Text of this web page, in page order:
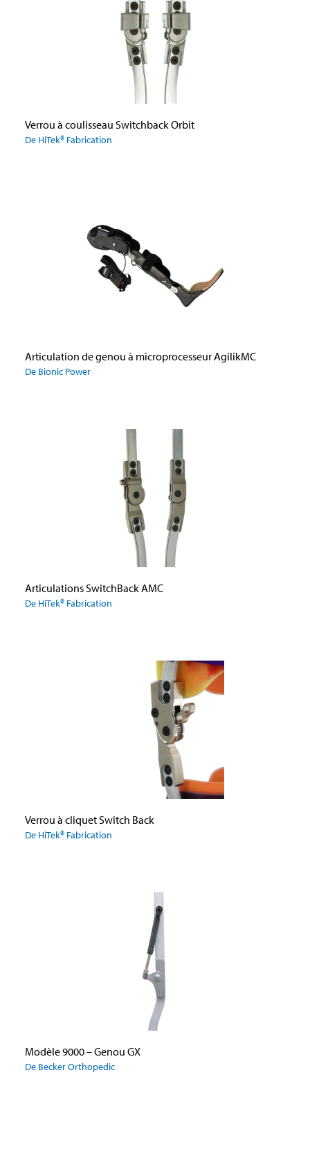
Verrou à coulisseau Switchback Orbit
De HiTek® Fabrication
Articulation de genou à microprocesseur AgilikMC
De Bionic Power
Articulations SwitchBack AMC
De HiTek® Fabrication
Verrou à cliquet Switch Back
De HiTek® Fabrication
Modèle 9000 – Genou GX
De Becker Orthopedic